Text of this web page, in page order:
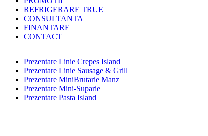
REFRIGERARE TRUE
CONSULTANTA
FINANTARE
CONTACT
Prezentare Linie Crepes Island
Prezentare Linie Sausage & Grill
Prezentare MiniBrutarie Manz
Prezentare Mini-Suparie
Prezentare Pasta Island